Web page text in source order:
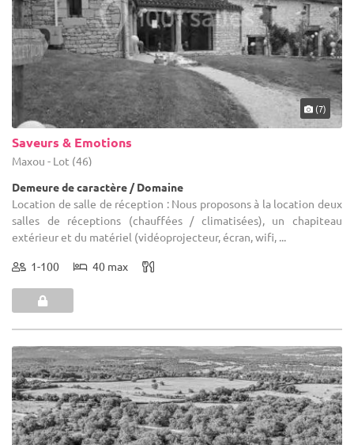
(7)
Saveurs & Emotions
Maxou - Lot (46)
Demeure de caractère / Domaine
Location de salle de réception : Nous proposons à la location deux
salles de réceptions (chauffées / climatisées), un chapiteau
extérieur et du matériel (vidéoprojecteur, écran, wifi, ...
1-100 40 max